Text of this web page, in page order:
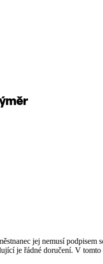
jej nemusí
je řádné doručení. V